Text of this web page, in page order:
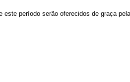
período serão oferecidos de graça